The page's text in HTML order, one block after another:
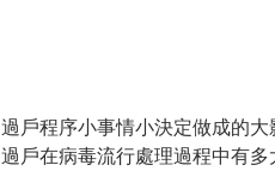
過戶程序小事情小決定做成的大
過戶在病毒流行處理過程中有多